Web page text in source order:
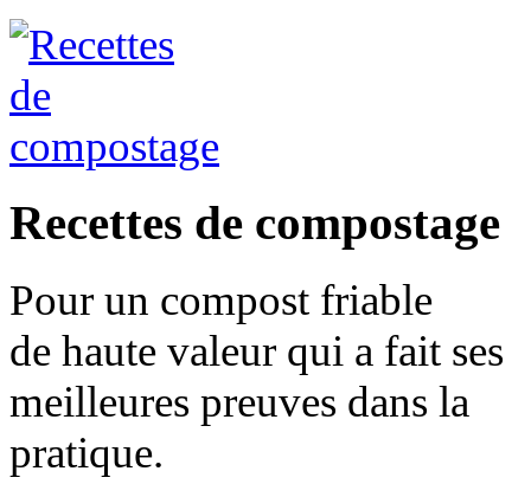
Recettes de compostage
Pour un compost friable
de haute valeur qui a fait ses
meilleures preuves dans la
pratique.